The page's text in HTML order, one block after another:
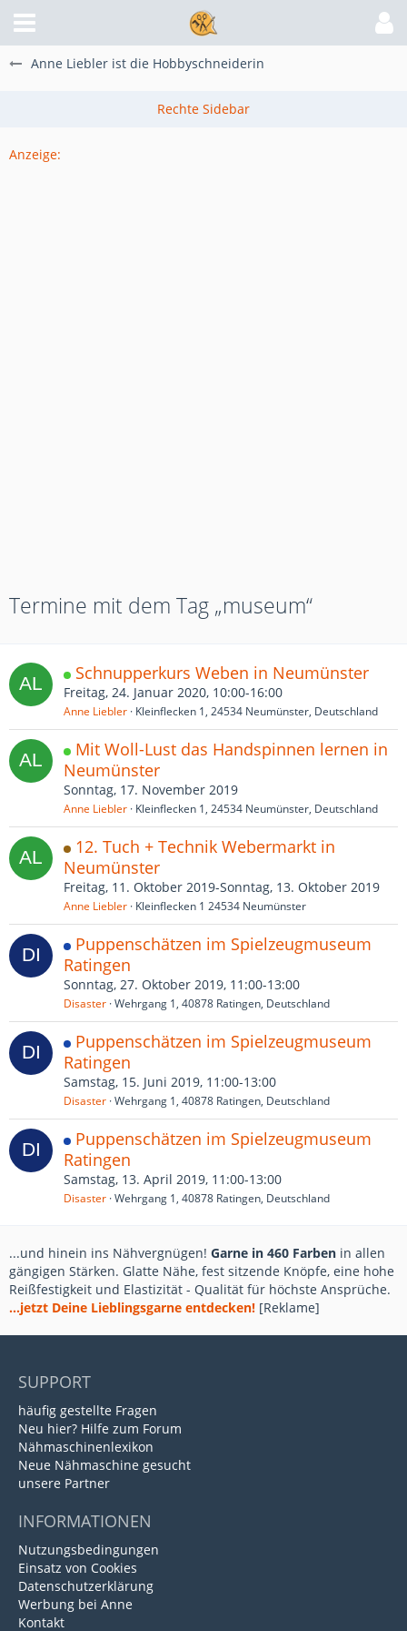
Anne Liebler ist die Hobbyschneiderin
Anzeige:
Termine mit dem Tag „museum“
Schnupperkurs Weben in Neumünster
Freitag, 24. Januar 2020, 10:00-16:00
Anne Liebler Kleinflecken 1, 24534 Neumünster, Deutschland
Mit Woll-Lust das Handspinnen lernen in
Neumünster
Sonntag, 17. November 2019
Anne Liebler Kleinflecken 1, 24534 Neumünster, Deutschland
12. Tuch + Technik Webermarkt in
Neumünster
Freitag, 11. Oktober 2019-Sonntag, 13. Oktober 2019
Anne Liebler Kleinflecken 1 24534 Neumünster
Puppenschätzen im Spielzeugmuseum
Ratingen
Sonntag, 27. Oktober 2019, 11:00-13:00
Disaster Wehrgang 1, 40878 Ratingen, Deutschland
Puppenschätzen im Spielzeugmuseum
Ratingen
Samstag, 15. Juni 2019, 11:00-13:00
Disaster Wehrgang 1, 40878 Ratingen, Deutschland
Puppenschätzen im Spielzeugmuseum
Ratingen
Samstag, 13. April 2019, 11:00-13:00
Disaster Wehrgang 1, 40878 Ratingen, Deutschland
...und hinein ins Nähvergnügen! Garne in 460 Farben in allen
gängigen Stärken. Glatte Nähe, fest sitzende Knöpfe, eine hohe
Reißfestigkeit und Elastizität - Qualität für höchste Ansprüche.
...jetzt Deine Lieblingsgarne entdecken! [Reklame]
SUPPORT
häufig gestellte Fragen
Neu hier? Hilfe zum Forum
Nähmaschinenlexikon
Neue Nähmaschine gesucht
unsere Partner
INFORMATIONEN
Nutzungsbedingungen
Einsatz von Cookies
Datenschutzerklärung
Werbung bei Anne
Kontakt